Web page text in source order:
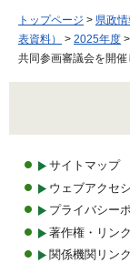
トップページ > 県政
表資料）
> 2025年度 >
共同参画審議会を開催
サイトマップ
ウェブアクセ
プライバシー
著作権・リン
関係機関リン